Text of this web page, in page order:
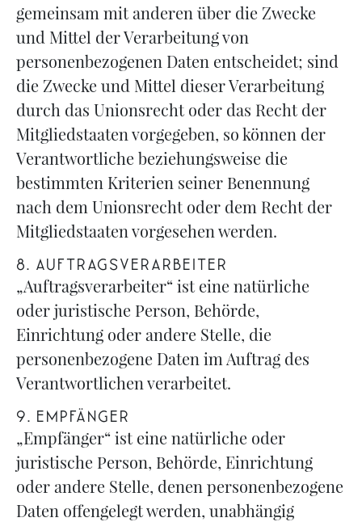
gemeinsam mit anderen über die Zwecke
und Mittel der Verarbeitung von
personenbezogenen Daten entscheidet; sind
die Zwecke und Mittel dieser Verarbeitung
durch das Unionsrecht oder das Recht der
Mitgliedstaaten vorgegeben, so können der
Verantwortliche beziehungsweise die
bestimmten Kriterien seiner Benennung
nach dem Unionsrecht oder dem Recht der
Mitgliedstaaten vorgesehen werden.
8. AUFTRAGSVERARBEITER
„Auftragsverarbeiter“ ist eine natürliche
oder juristische Person, Behörde,
Einrichtung oder andere Stelle, die
personenbezogene Daten im Auftrag des
Verantwortlichen verarbeitet.
9. EMPFÄNGER
„Empfänger“ ist eine natürliche oder
juristische Person, Behörde, Einrichtung
oder andere Stelle, denen personenbezogene
Daten offengelegt werden, unabhängig